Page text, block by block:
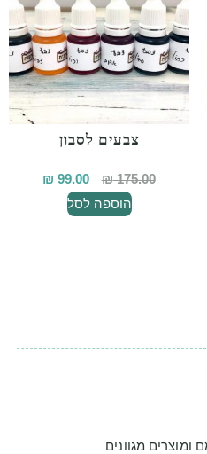
צבעים לסבון
₪175.00
₪99.00
הוספה לסל
מגוונים